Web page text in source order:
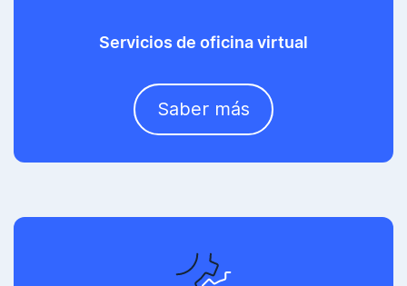
Servicios de oficina virtual
Saber más